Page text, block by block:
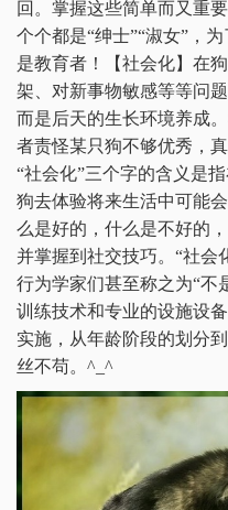
回。掌握这些简单而又重
个个都是“绅士”“淑女”，
是教育者！【社会化】在
架、对新事物敏感等等问
而是后天的生长环境养成
者责怪某只狗不够优秀，
“社会化”三个字的含义是
狗去体验将来生活中可能
么是好的，什么是不好的
并掌握到社交技巧。“社会
行为学家们甚至称之为“不
训练技术和专业的设施设
实施，从年龄阶段的划分
丝不苟。^_^